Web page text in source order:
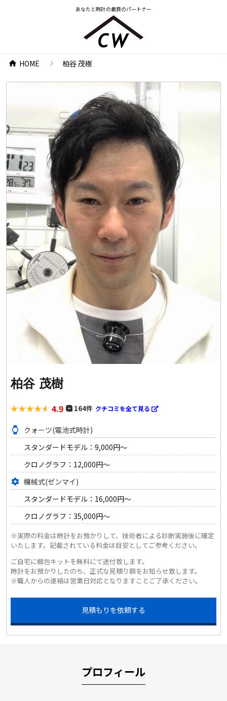
あなたと時計の最良のパートナー
home HOME chevron_right 柏谷 茂樹
柏谷 茂樹
4.9 164件 クチコミを全て見る
watch
クォーツ(電池式時計)
スタンダードモデル：9,000円～
クロノグラフ：12,000円～
settings 機械式(ゼンマイ)
スタンダードモデル：16,000円～
クロノグラフ：35,000円～
※実際の料金は時計をお預かりして、技術者による診断実施後に確定
いたします。記載されている料金は目安としてご参考ください。
ご自宅に梱包キットを無料にて送付致します。
時計をお預かりしたのち、正式な見積り額をお知らせ致します。
※職人からの連絡は営業日対応となりますことご了承ください。
見積もりを依頼する
プロフィール